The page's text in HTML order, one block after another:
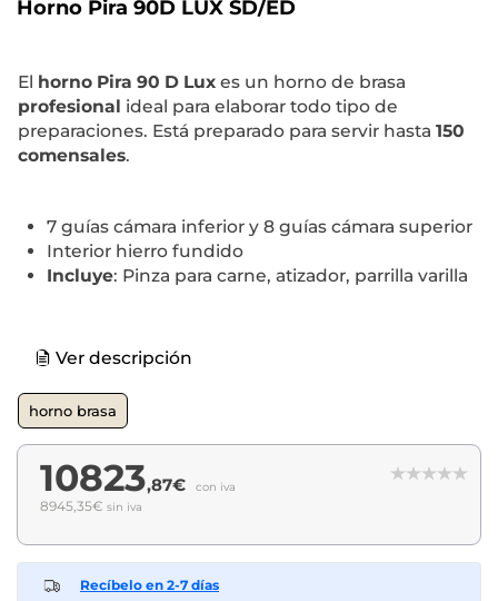
Horno Pira 90D LUX SD/ED
El horno Pira 90 D Lux es un horno de brasa
profesional ideal para elaborar todo tipo de
preparaciones. Está preparado para servir hasta 150
comensales.
7 guías cámara inferior y 8 guías cámara superior
Interior hierro fundido
Incluye: Pinza para carne, atizador, parrilla varilla
Ver descripción
horno brasa
10823,87€ con iva
8945,35€ sin iva
Recíbelo en 2-7 días